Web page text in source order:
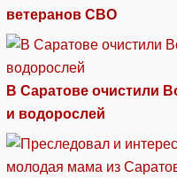
ветеранов СВО
В Саратове очистили
и водорослей